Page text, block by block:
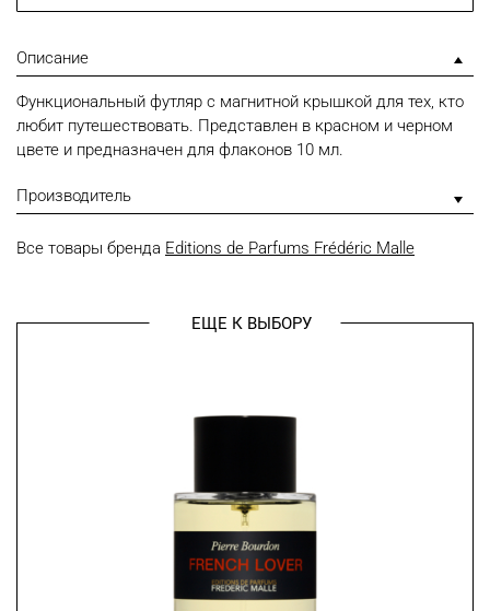
Описание
Функциональный футляр с магнитной крышкой для тех, кто
любит путешествовать. Представлен в красном и черном
цвете и предназначен для флаконов 10 мл.
Производитель
Все товары бренда Editions de Parfums Frédéric Malle
ЕЩЕ К ВЫБОРУ